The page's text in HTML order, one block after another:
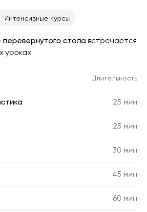
Интенсивные курсы
перевернутого стола встречается
уроках
Длительность
25 мин
25 мин
30 мин
45 мин
60 мин